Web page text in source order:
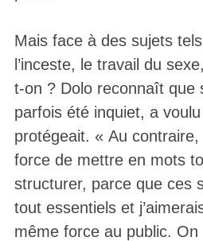
Mais face à des sujets
l’inceste, le travail du
t-on ? Dolo reconnaît que
parfois été inquiet, a voulu
protégeait. « Au
force de mettre en mots
structurer, parce que ces
tout essentiels et
même force au public.